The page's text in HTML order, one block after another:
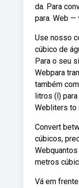
da. Para
para. Web —
Use nosso
cúbico de
Para o seu
Webpara
também
litros (l)
Webliters to
Convert
cúbicos,
metros
Vá em